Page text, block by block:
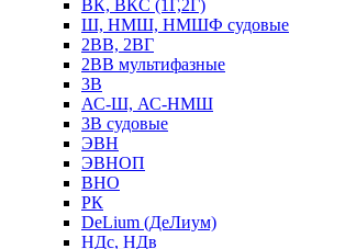
ВК, ВКС (1Г,2Г)
Ш, НМШ, НМШФ судовые
2ВВ, 2ВГ
2ВВ мультифазные
3В
АС-Ш, АС-НМШ
3В судовые
ЭВН
ЭВНОП
ВНО
РК
DeLium (ДеЛиум)
НДс, НДв